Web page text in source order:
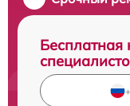
Бесплатная